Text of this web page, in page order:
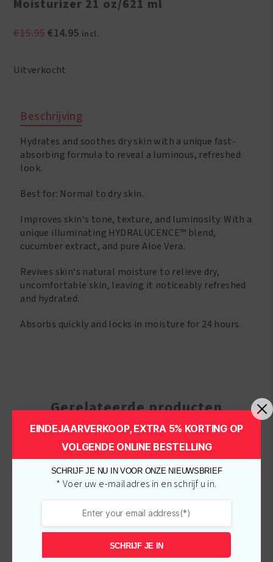
Moisturizer 21 oz/621 ml
€15.95Oorspronkelijke
€15.95.
€14.95Huidige
incl.
Uitverkocht
Beschrijving
Hydrates and soothes dry skin with a unique fast-
absorbing formula to reveal a luminous, refreshed
look.
Best for: Normal to dry skin.
Improves skin‘s tone, texture, and luminosity. With a
unique illuminating HYDRALUCENCE™ blend,
cucumber extract, and pure Aloe Vera.
Revives skin‘s natural moisture to relieve dry,
uncomfortable skin, leaving it noticeably refreshed
and hydrated.
Absorbs quickly and locks in moisture for 24 hours.
Gerelateerde producten
-€1.00
EINDEJAARVERKOOP, EXTRA 5% KORTING OP
VOLGENDE ONLINE BESTELLING
SCHRIJF JE NU IN VOOR ONZE NIEUWSBRIEF
* Voer uw e-mailadres in en schrijf u in.
SCHRIJF JE IN